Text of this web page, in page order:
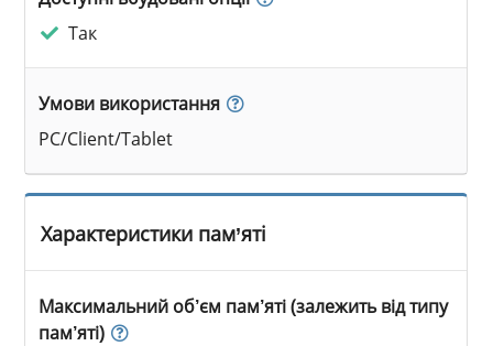
Так
Умови використання
PC/Client/Tablet
Характеристики пам’яті
Максимальний об’єм пам’яті (залежить від типу
пам’яті)